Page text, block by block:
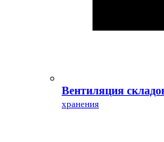
Вентиляция
хранения